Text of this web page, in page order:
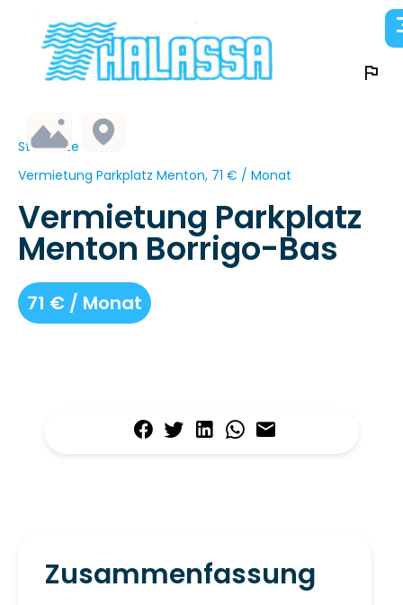
Startseite
Vermietung Parkplatz Menton, 71 € / Monat
Vermietung Parkplatz
Menton Borrigo-Bas
71 € / Monat
Zusammenfassung